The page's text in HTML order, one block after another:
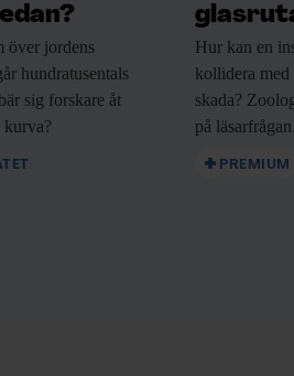
över jordens
hundratusentals
sig forskare åt
kurva?
Hur kan en
kollidera med
skada?
på läsarfrågan.
PREMIUM